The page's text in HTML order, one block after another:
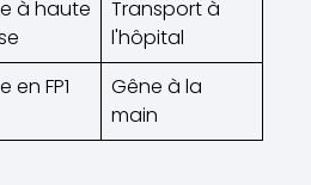
à haute
Transport à
l'hôpital
en FP1
Gêne à la
main